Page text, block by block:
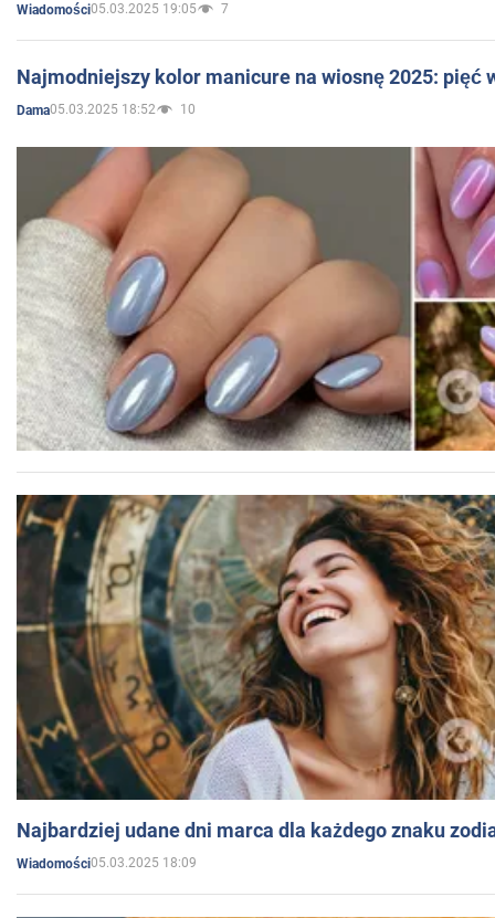
Wiadomości05.03.2025 19:05 7
Najmodniejszy kolor manicure na wiosnę 2025: pięć
Dama05.03.2025 18:52 10
Najbardziej udane dni marca dla każdego znaku
Wiadomości05.03.2025 18:09